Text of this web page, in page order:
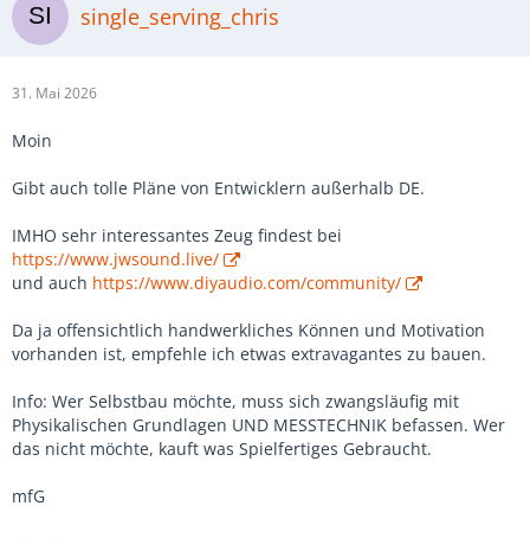
single_serving_chris
31. Mai 2026
Moin
Gibt auch tolle Pläne von Entwicklern außerhalb DE.
IMHO sehr interessantes Zeug findest bei
https://www.jwsound.live/
und auch https://www.diyaudio.com/community/
Da ja offensichtlich handwerkliches Können und Motivation
vorhanden ist, empfehle ich etwas extravagantes zu bauen.
Info: Wer Selbstbau möchte, muss sich zwangsläufig mit
Physikalischen Grundlagen UND MESSTECHNIK befassen. Wer
das nicht möchte, kauft was Spielfertiges Gebraucht.
mfG